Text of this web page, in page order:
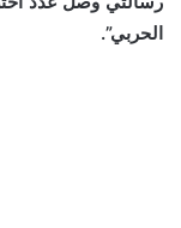
الحربي”.